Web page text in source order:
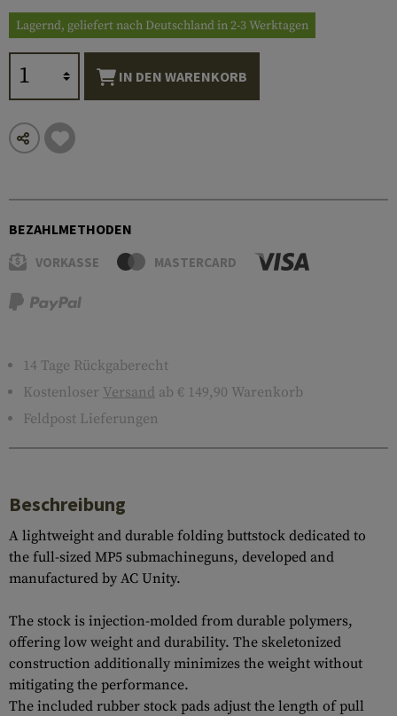
Lagernd, geliefert nach Deutschland in 2-3 Werktagen
IN DEN WARENKORB
BEZAHLMETHODEN
VORKASSE MASTERCARD
14 Tage Rückgaberecht
Kostenloser Versand ab € 149,90 Warenkorb
Feldpost Lieferungen
Beschreibung
A lightweight and durable folding buttstock dedicated to
the full-sized MP5 submachineguns, developed and
manufactured by AC Unity.
The stock is injection-molded from durable polymers,
offering low weight and durability. The skeletonized
construction additionally minimizes the weight without
mitigating the performance.
The included rubber stock pads adjust the length of pull